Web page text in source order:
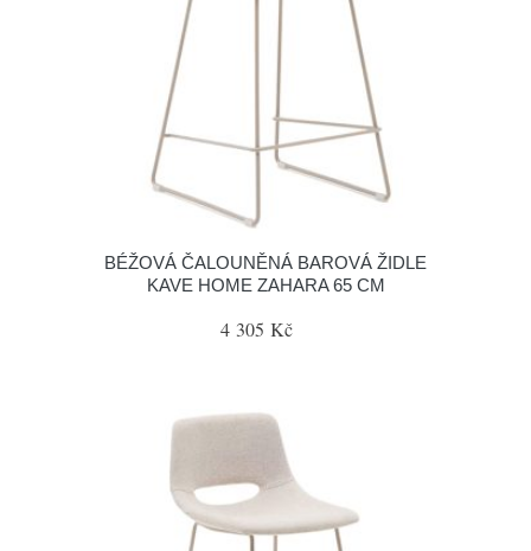
BÉŽOVÁ ČALOUNĚNÁ BAROVÁ ŽIDLE
KAVE HOME ZAHARA 65 CM
4 305 Kč